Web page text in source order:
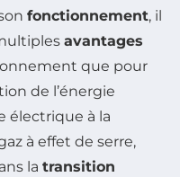
fonctionnement, il
avantages
que pour
de l’énergie
électrique à la
à effet de serre,
la transition